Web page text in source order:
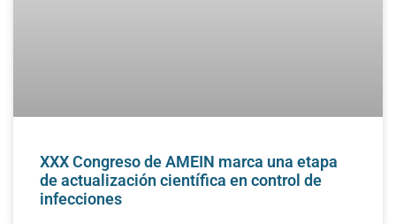
XXX Congreso de AMEIN marca una etapa
de actualización científica en control de
infecciones